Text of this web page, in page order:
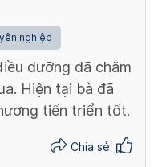
nghiệp
dưỡng đã chăm
Hiện tại bà đã
tiến triển tốt.
Chia sẻ